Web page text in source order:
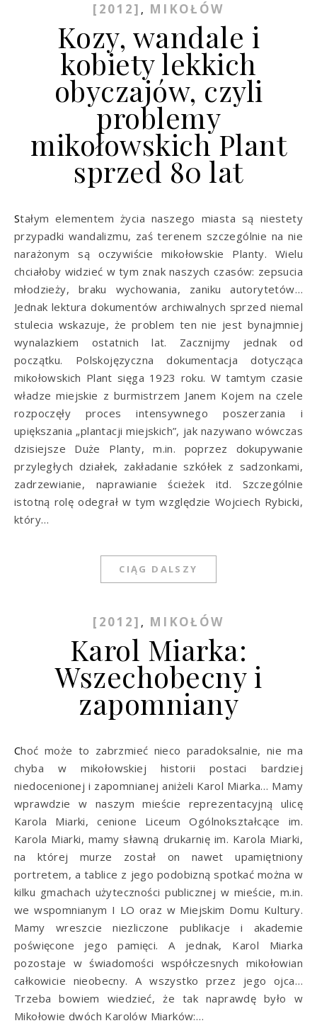
[2012] , MIKOŁÓW
Kozy, wandale i
kobiety lekkich
obyczajów, czyli
problemy
mikołowskich Plant
sprzed 80 lat
Stałym elementem życia naszego miasta są niestety
przypadki wandalizmu, zaś terenem szczególnie na nie
narażonym są oczywiście mikołowskie Planty. Wielu
chciałoby widzieć w tym znak naszych czasów: zepsucia
młodzieży, braku wychowania, zaniku autorytetów…
Jednak lektura dokumentów archiwalnych sprzed niemal
stulecia wskazuje, że problem ten nie jest bynajmniej
wynalazkiem ostatnich lat. Zacznijmy jednak od
początku. Polskojęzyczna dokumentacja dotycząca
mikołowskich Plant sięga 1923 roku. W tamtym czasie
władze miejskie z burmistrzem Janem Kojem na czele
rozpoczęły proces intensywnego poszerzania i
upiększania „plantacji miejskich”, jak nazywano wówczas
dzisiejsze Duże Planty, m.in. poprzez dokupywanie
przyległych działek, zakładanie szkółek z sadzonkami,
zadrzewianie, naprawianie ścieżek itd. Szczególnie
istotną rolę odegrał w tym względzie Wojciech Rybicki,
który…
CIĄG DALSZY
[2012] , MIKOŁÓW
Karol Miarka:
Wszechobecny i
zapomniany
Choć może to zabrzmieć nieco paradoksalnie, nie ma
chyba w mikołowskiej historii postaci bardziej
niedocenionej i zapomnianej aniżeli Karol Miarka… Mamy
wprawdzie w naszym mieście reprezentacyjną ulicę
Karola Miarki, cenione Liceum Ogólnokształcące im.
Karola Miarki, mamy sławną drukarnię im. Karola Miarki,
na której murze został on nawet upamiętniony
portretem, a tablice z jego podobizną spotkać można w
kilku gmachach użyteczności publicznej w mieście, m.in.
we wspomnianym I LO oraz w Miejskim Domu Kultury.
Mamy wreszcie niezliczone publikacje i akademie
poświęcone jego pamięci. A jednak, Karol Miarka
pozostaje w świadomości współczesnych mikołowian
całkowicie nieobecny. A wszystko przez jego ojca…
Trzeba bowiem wiedzieć, że tak naprawdę było w
Mikołowie dwóch Karolów Miarków:…